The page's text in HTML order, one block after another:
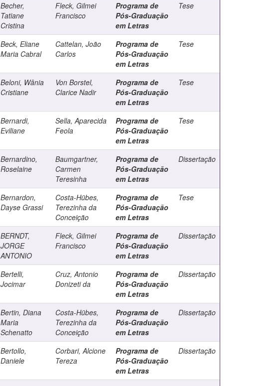
Becher,
Tatiane
Cristina
Fleck, Gilmei
Francisco
Programa de
Pós-Graduação
em Letras
Tese
Beck, Eliane
Maria Cabral
Cattelan, João
Carlos
Programa de
Pós-Graduação
em Letras
Tese
Beloni, Wânia
Cristiane
Von Borstel,
Clarice Nadir
Programa de
Pós-Graduação
em Letras
Tese
Bernardi,
Eviliane
Sella, Aparecida
Feola
Programa de
Pós-Graduação
em Letras
Tese
Bernardino,
Roselaine
Baumgartner,
Carmen
Teresinha
Programa de
Pós-Graduação
em Letras
Dissertação
Bernardon,
Dayse Grassi
Costa-Hübes,
Terezinha da
Conceição
Programa de
Pós-Graduação
em Letras
Tese
BERNDT,
JORGE
ANTONIO
Fleck, Gilmei
Francisco
Programa de
Pós-Graduação
em Letras
Dissertação
Bertelli,
Jocimar
Cruz, Antonio
Donizeti da
Programa de
Pós-Graduação
em Letras
Dissertação
Bertin, Diana
Maria
Schenatto
Costa-Hübes,
Terezinha da
Conceição
Programa de
Pós-Graduação
em Letras
Dissertação
Bertollo,
Daniele
Corbari, Alcione
Tereza
Programa de
Pós-Graduação
em Letras
Dissertação